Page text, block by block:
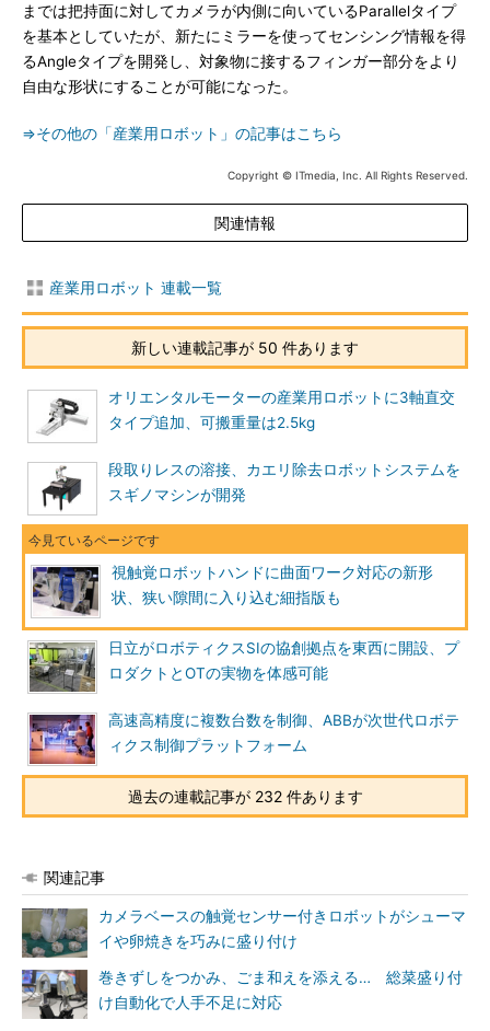
までは把持面に対してカメラが内側に向いているParallelタイプ
を基本としていたが、新たにミラーを使ってセンシング情報を得
るAngleタイプを開発し、対象物に接するフィンガー部分をより
自由な形状にすることが可能になった。
⇒その他の「産業用ロボット」の記事はこちら
Copyright © ITmedia, Inc. All Rights Reserved.
関連情報
産業用ロボット 連載一覧
新しい連載記事が 50 件あります
オリエンタルモーターの産業用ロボットに3軸直交
タイプ追加、可搬重量は2.5kg
段取りレスの溶接、カエリ除去ロボットシステムを
スギノマシンが開発
視触覚ロボットハンドに曲面ワーク対応の新形
状、狭い隙間に入り込む細指版も
日立がロボティクスSIの協創拠点を東西に開設、プ
ロダクトとOTの実物を体感可能
高速高精度に複数台数を制御、ABBが次世代ロボテ
ィクス制御プラットフォーム
過去の連載記事が 232 件あります
関連記事
カメラベースの触覚センサー付きロボットがシューマ
イや卵焼きを巧みに盛り付け
巻きずしをつかみ、ごま和えを添える… 総菜盛り付
け自動化で人手不足に対応